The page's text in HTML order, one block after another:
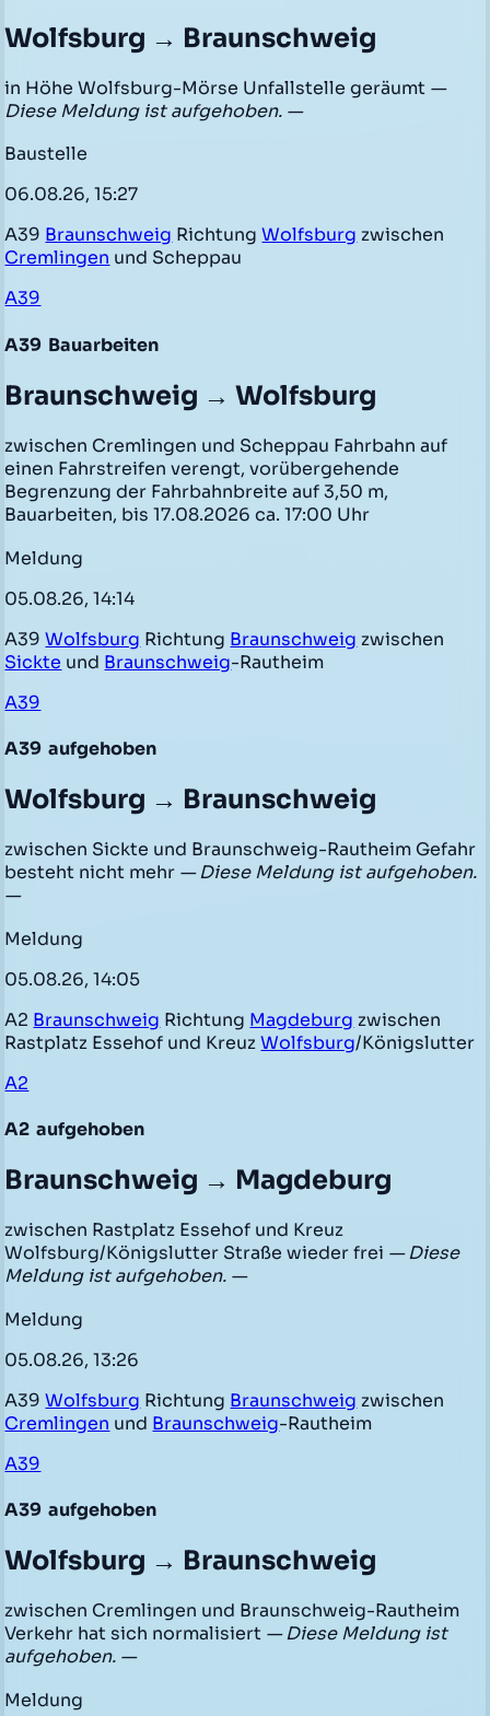
Wolfsburg → Braunschweig
in Höhe Wolfsburg-Mörse Unfallstelle geräumt —
Diese Meldung ist aufgehoben. —
Baustelle
06.08.26, 15:27
A39 Braunschweig RichtungWolfsburg zwischen
Cremlingen und Scheppau
A39
A39 Bauarbeiten
Braunschweig → Wolfsburg
zwischen Cremlingen und Scheppau Fahrbahn auf
einen Fahrstreifen verengt, vorübergehende
Begrenzung der Fahrbahnbreite auf 3,50 m,
Bauarbeiten, bis 17.08.2026 ca. 17:00 Uhr
Meldung
05.08.26, 14:14
A39Wolfsburg Richtung Braunschweig zwischen
Sickte und Braunschweig-Rautheim
A39
A39 aufgehoben
Wolfsburg → Braunschweig
zwischen Sickte und Braunschweig-Rautheim Gefahr
besteht nicht mehr — Diese Meldung ist aufgehoben.
—
Meldung
05.08.26, 14:05
A2 Braunschweig Richtung Magdeburg zwischen
Rastplatz Essehof und KreuzWolfsburg/Königslutter
A2
A2 aufgehoben
Braunschweig → Magdeburg
zwischen Rastplatz Essehof und Kreuz
Wolfsburg/Königslutter Straße wieder frei — Diese
Meldung ist aufgehoben. —
Meldung
05.08.26, 13:26
A39Wolfsburg Richtung Braunschweig zwischen
Cremlingen und Braunschweig-Rautheim
A39
A39 aufgehoben
Wolfsburg → Braunschweig
zwischen Cremlingen und Braunschweig-Rautheim
Verkehr hat sich normalisiert — Diese Meldung ist
aufgehoben. —
Meldung